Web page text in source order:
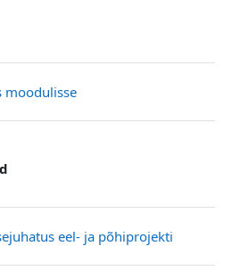
moodulisseTextseite
eel- ja põhiprojekti